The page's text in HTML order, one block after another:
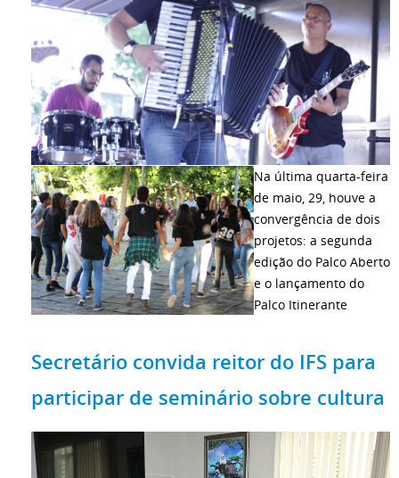
Na última quarta-feira
de maio, 29, houve a
convergência de dois
projetos: a segunda
edição do Palco Aberto
e o lançamento do
Palco Itinerante
Secretário convida reitor do IFS para
participar de seminário sobre cultura